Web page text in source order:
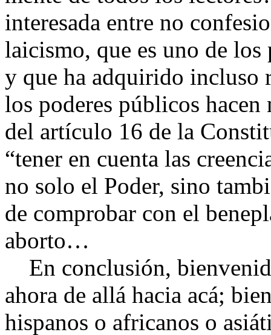
interesada entre no
laicismo, que es uno de
y que ha adquirido incluso
los poderes públicos hacen
del artículo 16 de la
“tener en cuenta las
no solo el Poder, sino
de comprobar con el
aborto…
En conclusión,
ahora de allá hacia acá;
hispanos o africanos o